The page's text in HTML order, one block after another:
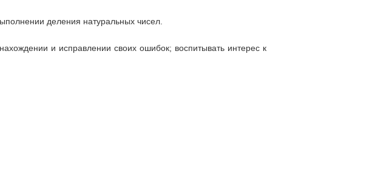
деления натуральных чисел.
и исправлении своих ошибок; воспитывать интерес к